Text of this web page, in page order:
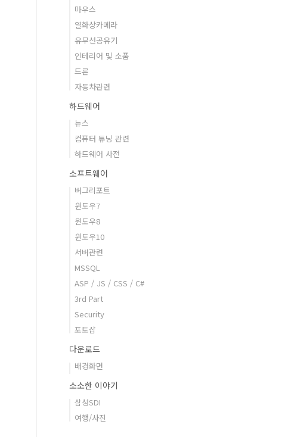
마우스
열화상카메라
유무선공유기
인테리어 및 소품
드론
자동차관련
하드웨어
뉴스
컴퓨터 튜닝 관련
하드웨어 사전
소프트웨어
버그리포트
윈도우7
윈도우8
윈도우10
서버관련
MSSQL
ASP / JS / CSS / C#
3rd Part
Security
포토샵
다운로드
배경화면
소소한 이야기
삼성SDI
여행/사진